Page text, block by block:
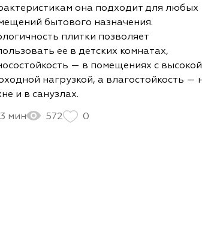
она подходит для любых
бытового назначения.
плитки позволяет
ее в детских комнатах,
— в помещениях с высокой
нагрузкой, а влагостойкость —
и в санузлах.
3 572 0